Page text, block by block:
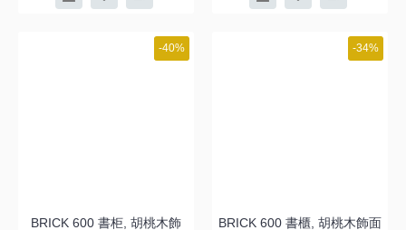
-40%
BRICK 600 書柜, 胡桃木飾
-34%
BRICK 600 書櫃, 胡桃木飾面